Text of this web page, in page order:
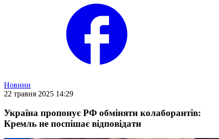
Новини
22 травня 2025 14:29
Україна пропонує РФ обміняти колаборантів:
Кремль не поспішає відповідати